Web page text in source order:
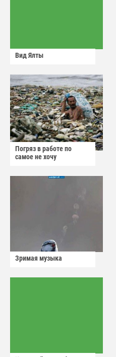
Вид Ялты
Погряз в работе по
самое не хочу
Зримая музыка